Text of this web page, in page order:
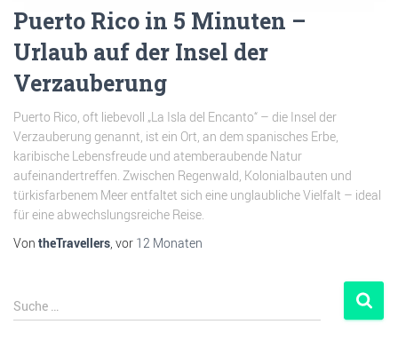
Puerto Rico in 5 Minuten –
Urlaub auf der Insel der
Verzauberung
Puerto Rico, oft liebevoll „La Isla del Encanto“ – die Insel der
Verzauberung genannt, ist ein Ort, an dem spanisches Erbe,
karibische Lebensfreude und atemberaubende Natur
aufeinandertreffen. Zwischen Regenwald, Kolonialbauten und
türkisfarbenem Meer entfaltet sich eine unglaubliche Vielfalt – ideal
für eine abwechslungsreiche Reise.
Von theTravellers, vor 12 Monaten
Suche …